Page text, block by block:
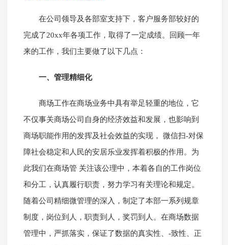
在公司领导及各部室支持下，客户服务部较好的
完成了20xx年各项工作，取得了一定成绩。回顾一年
来的工作，我们主要做了以下几点：
一、管理精细化
商场工作在商场业务中具有举足轻重的地位，它
不仅事关商场公司自身的经济效益和发展，也影响到
商场职能作用的发挥及社会效益的实现， 微信扫-对保
障社会稳定和人民的安居乐业发挥着积极的作用。为
此我们在商场管 关注该公理中，本着各自的工作岗位
和分工，认真履行职责，努力学习有关理论和规定。
随着公司精细微管理的深入，制定了本部一系列规章
制度，岗位到人，职责到人，奖罚到人。在商场数据
管理中，严抓落实，保证了数据的真实性、-致性、正